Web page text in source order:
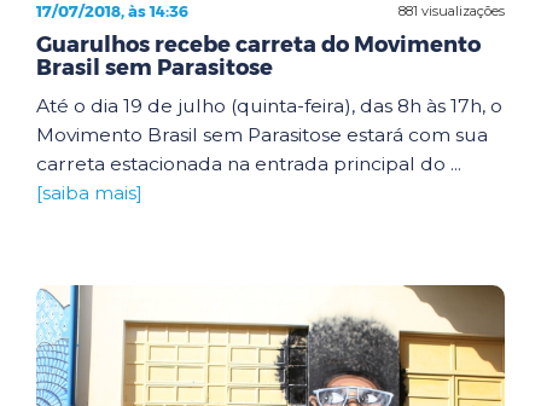
881 visualizações
17/07/2018, às 14:36
Guarulhos recebe carreta do Movimento
Brasil sem Parasitose
Até o dia 19 de julho (quinta-feira), das 8h às 17h, o
Movimento Brasil sem Parasitose estará com sua
carreta estacionada na entrada principal do ...
[saiba mais]